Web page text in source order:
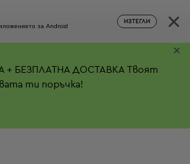
за Android
ИЗТЕГЛИ ×
+ БЕЗПЛАТНА ДОСТАВКА Твоят
ти поръчка!
×